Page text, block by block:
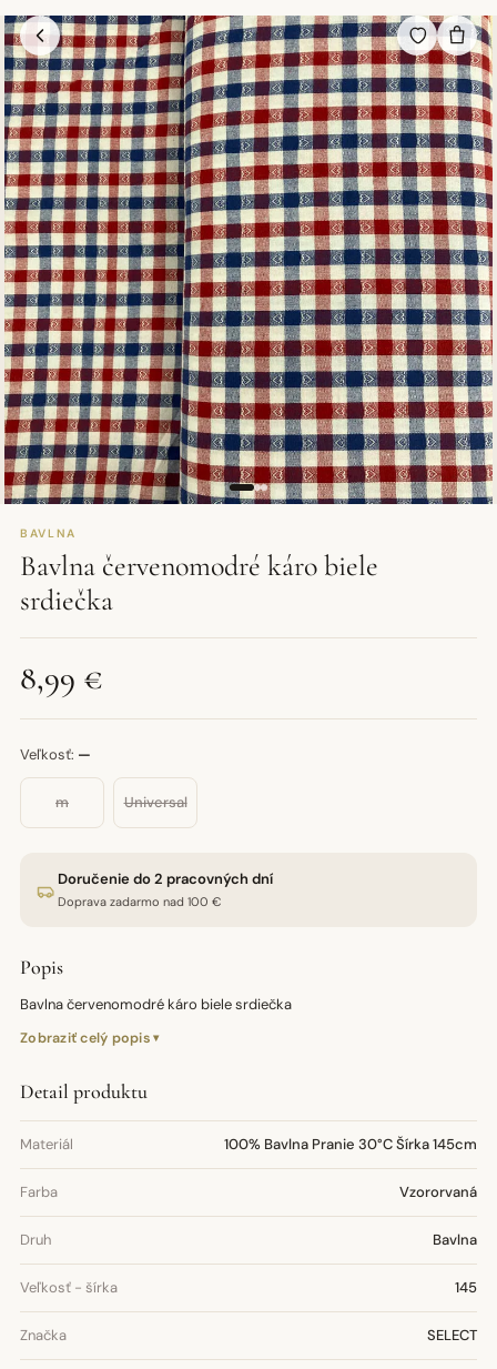
BAVLNA
Bavlna červenomodré káro biele
srdiečka
8,99 €
Veľkosť: —
m Universal
Doručenie do 2 pracovných dní
Doprava zadarmo nad 100 €
Popis
Bavlna červenomodré káro biele srdiečka
Zobraziť celý popis
Detail produktu
Materiál 100% Bavlna Pranie 30°C Šírka 145cm
Farba Vzororvaná
Druh Bavlna
Veľkosť - šírka 145
Značka SELECT